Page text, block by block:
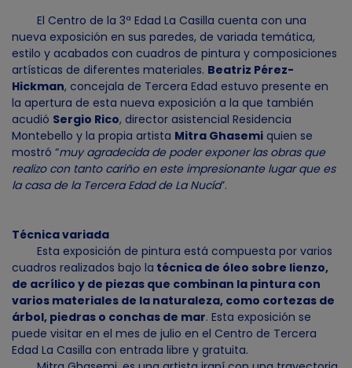
El Centro de la 3ª Edad La Casilla cuenta con una
nueva exposición en sus paredes, de variada temática,
estilo y acabados con cuadros de pintura y composiciones
artísticas de diferentes materiales. Beatriz Pérez-
Hickman, concejala de Tercera Edad estuvo presente en
la apertura de esta nueva exposición a la que también
acudió Sergio Rico, director asistencial Residencia
Montebello y la propia artista Mitra Ghasemi quien se
mostró “muy agradecida de poder exponer las obras que
realizo con tanto cariño en este impresionante lugar que es
la casa de la Tercera Edad de La Nucía”.
Técnica variada
Esta exposición de pintura está compuesta por varios
cuadros realizados bajo la técnica de óleo sobre lienzo,
de acrílico y de piezas que combinan la pintura con
varios materiales de la naturaleza, como cortezas de
árbol, piedras o conchas de mar. Esta exposición se
puede visitar en el mes de julio en el Centro de Tercera
Edad La Casilla con entrada libre y gratuita.